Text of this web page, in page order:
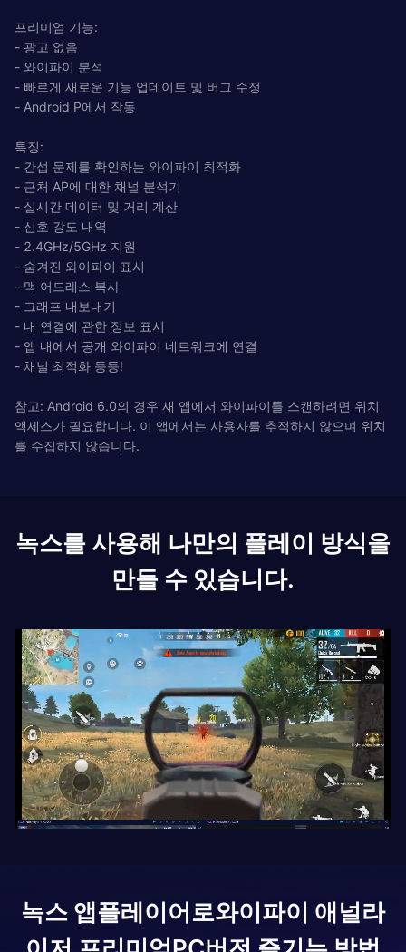
프리미엄 기능:
- 광고 없음
- 와이파이 분석
- 빠르게 새로운 기능 업데이트 및 버그 수정
- Android P에서 작동
특징:
- 간섭 문제를 확인하는 와이파이 최적화
- 근처 AP에 대한 채널 분석기
- 실시간 데이터 및 거리 계산
- 신호 강도 내역
- 2.4GHz/5GHz 지원
- 숨겨진 와이파이 표시
- 맥 어드레스 복사
- 그래프 내보내기
- 내 연결에 관한 정보 표시
- 앱 내에서 공개 와이파이 네트워크에 연결
- 채널 최적화 등등!
참고: Android 6.0의 경우 새 앱에서 와이파이를 스캔하려면 위치
액세스가 필요합니다. 이 앱에서는 사용자를 추적하지 않으며 위치
를 수집하지 않습니다.
녹스를 사용해 나만의 플레이 방식을
만들 수 있습니다.
녹스 앱플레이어로와이파이 애널라